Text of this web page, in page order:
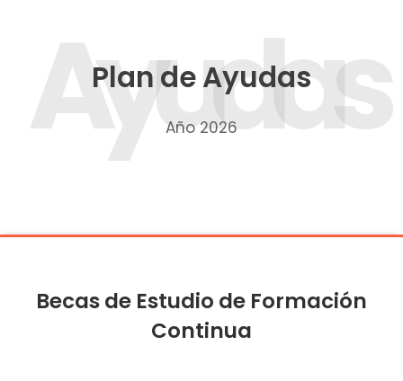
Ayudas
Plan de Ayudas
Año 2026
Becas de Estudio de Formación
Continua